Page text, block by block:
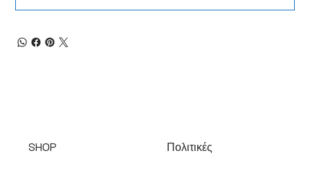
SHOP Πολιτικές